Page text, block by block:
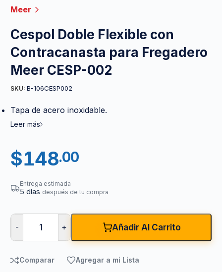
Meer
Cespol Doble Flexible con
Contracanasta para Fregadero
Meer CESP-002
SKU: B-106CESP002
Tapa de acero inoxidable.
Leer más
$148.00
Entrega estimada
5 días después de tu compra
- + Añadir Al Carrito
Comparar Agregar a mi Lista